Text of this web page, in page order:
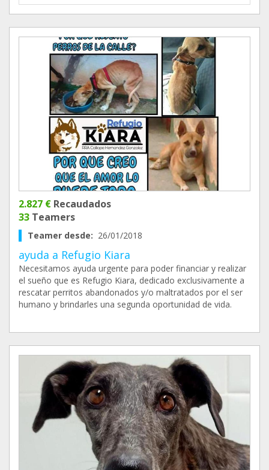
2.827 € Recaudados
33 Teamers
Teamer desde: 26/01/2018
ayuda a Refugio Kiara
Necesitamos ayuda urgente para poder financiar y realizar
el sueño que es Refugio Kiara, dedicado exclusivamente a
rescatar perritos abandonados y/o maltratados por el ser
humano y brindarles una segunda oportunidad de vida.